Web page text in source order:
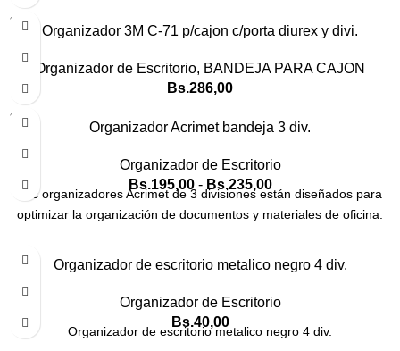
SOLD
OUT
Organizador 3M C-71 p/cajon c/porta diurex y divi.
Organizador de Escritorio, BANDEJA PARA CAJON
Bs.286,00
SOLD
OUT
Vertical
Organizador Acrimet bandeja 3 div.
Organizador de Escritorio
Bs.195,00 - Bs.235,00
Los organizadores Acrimet de 3 divisiones están diseñados para
optimizar la organización de documentos y materiales de oficina.
Organizador de escritorio metalico negro 4 div.
Organizador de Escritorio
Bs.40,00
Organizador de escritorio metalico negro 4 div.